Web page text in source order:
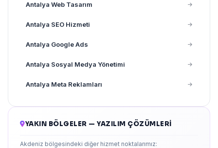
Antalya Web Tasarım
Antalya SEO Hizmeti
Antalya Google Ads
Antalya Sosyal Medya Yönetimi
Antalya Meta Reklamları
YAKIN BÖLGELER — YAZILIM ÇÖZÜMLERI
Akdeniz bölgesindeki diğer hizmet noktalarımız: